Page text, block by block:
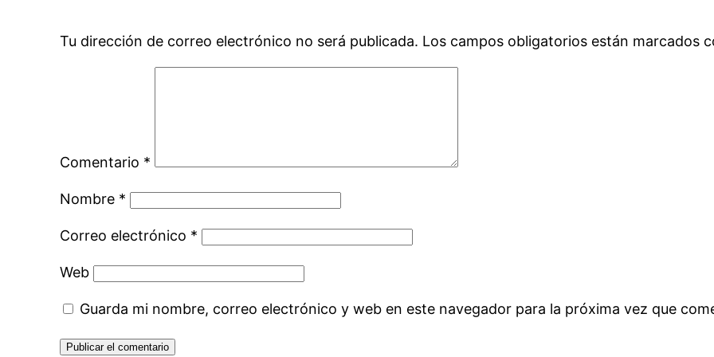
Tu dirección de correo electrónico no será publicada. Los campos obligatorios están marcados
Comentario *
Nombre *
Correo electrónico *
Web
Guarda mi nombre, correo electrónico y web en este navegador para la próxima vez que